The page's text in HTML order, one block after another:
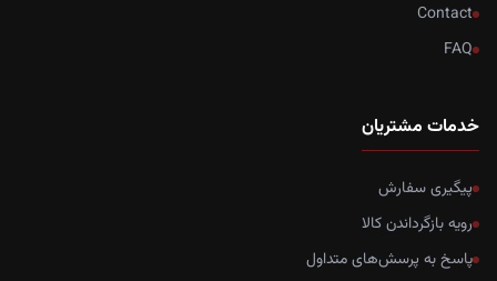
Contact
FAQ
خدمات مشتریان
پیگیری سفارش
رویه بازگرداندن کالا
پاسخ به پرسش‌های متداول